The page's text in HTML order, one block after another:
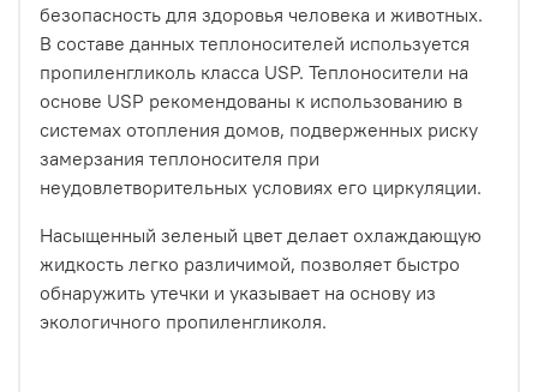
безопасность для здоровья человека и животных.
В составе данных теплоносителей используется
пропиленгликоль класса USP. Теплоносители на
основе USP рекомендованы к использованию в
системах отопления домов, подверженных риску
замерзания теплоносителя при
неудовлетворительных условиях его циркуляции.
Насыщенный зеленый цвет делает охлаждающую
жидкость легко различимой, позволяет быстро
обнаружить утечки и указывает на основу из
экологичного пропиленгликоля.